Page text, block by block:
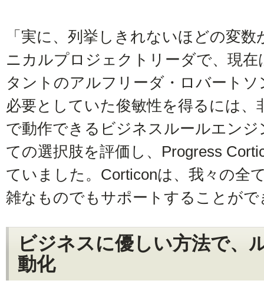
「実に、列挙しきれないほどの変
ニカルプロジェクトリーダで、現
タントのアルフリーダ・ロバート
必要としていた俊敏性を得るには、
で動作できるビジネスルールエン
ての選択肢を評価し、Progress
ていました。Corticonは、我々の全
雑なものでもサポートすることが
ビジネスに優しい方法で、
動化